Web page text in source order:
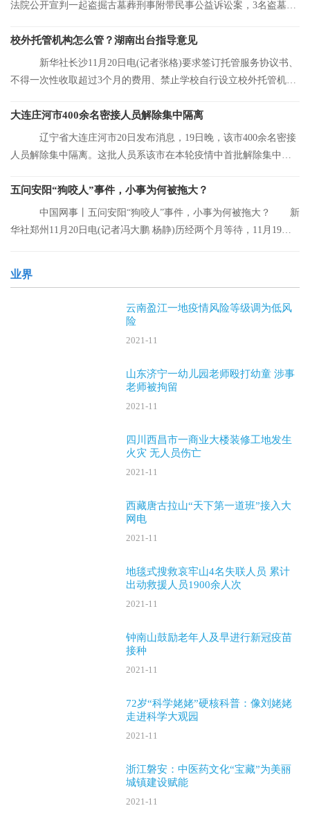
法院公开宣判一起盗掘古墓葬刑事附带民事公益诉讼案，3名盗墓者
校外托管机构怎么管？湖南出台指导意见
新华社长沙11月20日电(记者张格)要求签订托管服务协议书、
不得一次性收取超过3个月的费用、禁止学校自行设立校外托管机
大连庄河市400余名密接人员解除集中隔离
辽宁省大连庄河市20日发布消息，19日晚，该市400余名密接
人员解除集中隔离。这批人员系该市在本轮疫情中首批解除集中隔
五问安阳“狗咬人”事件，小事为何被拖大？
中国网事丨五问安阳“狗咬人”事件，小事为何被拖大？ 新
华社郑州11月20日电(记者冯大鹏 杨静)历经两个月等待，11月19日
业界
云南盈江一地疫情风险等级调为低风
险
2021-11
山东济宁一幼儿园老师殴打幼童 涉事
老师被拘留
2021-11
四川西昌市一商业大楼装修工地发生
火灾 无人员伤亡
2021-11
西藏唐古拉山“天下第一道班”接入大
网电
2021-11
地毯式搜救哀牢山4名失联人员 累计
出动救援人员1900余人次
2021-11
钟南山鼓励老年人及早进行新冠疫苗
接种
2021-11
72岁“科学姥姥”硬核科普：像刘姥姥
走进科学大观园
2021-11
浙江磐安：中医药文化“宝藏”为美丽
城镇建设赋能
2021-11